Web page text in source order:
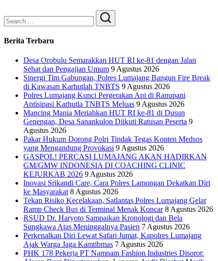
Search
Berita Terbaru
‎Desa Orobulu Semarakkan HUT RI ke-81 dengan Jalan
Sehat dan Pengajian Umum 9 Agustus 2026
Sinergi Tim Gabungan, Polres Lumajang Bangun Fire Break
di Kawasan Karhutlah TNBTS 9 Agustus 2026
Polres Lumajang Kunci Pergerakan Api di Ranupani
Antisipasi Karhutla TNBTS Meluas 9 Agustus 2026
Mancing Mania Meriahkan HUT RI ke-81 di Dusun
Genengan, Desa Sanankulon Diikuti Ratusan Peserta 9
Agustus 2026
Pakar Hukum Dorong Polri Tindak Tegas Konten Medsos
yang Mengandung Provokasi 9 Agustus 2026
GASPOL! PERCASI LUMAJANG AKAN HADIRKAN
GM/GMW INDONESIA DI COACHING CLINIC
KEJURKAB 2026 9 Agustus 2026
Inovasi Srikandi Care, Cara Polres Lamongan Dekatkan Diri
ke Masyarakat 8 Agustus 2026
Tekan Risiko Kecelakaan, Satlantas Polres Lumajang Gelar
Ramp Check Bus di Terminal Menak Koncar 8 Agustus 2026
RSUD Dr. Haryoto Sampaikan Kronologi dan Bela
Sungkawa Atas Meninggalnya Pasien 7 Agustus 2026
Perkenalkan Diri Lewat Safari Jumat, Kapolres Lumajang
Ajak Warga Jaga Kamtibmas 7 Agustus 2026
PHK 178 Pekerja PT Namnam Fashion Industries Disorot: